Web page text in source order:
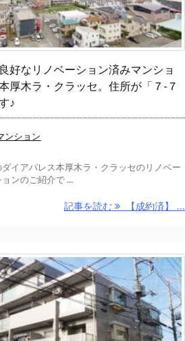
好なリノベーション済みマンショ
厚木ラ・クラッセ。住所が「７-７
♪
ンション
イアパレス本厚木ラ・クラッセのリノベー
ンのご紹介で ...
記事を読む 【成約済】 ...